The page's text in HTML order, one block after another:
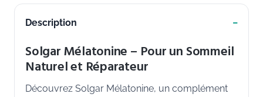
Description
Solgar Mélatonine – Pour un Sommeil
Naturel et Réparateur
Découvrez Solgar Mélatonine, un complément